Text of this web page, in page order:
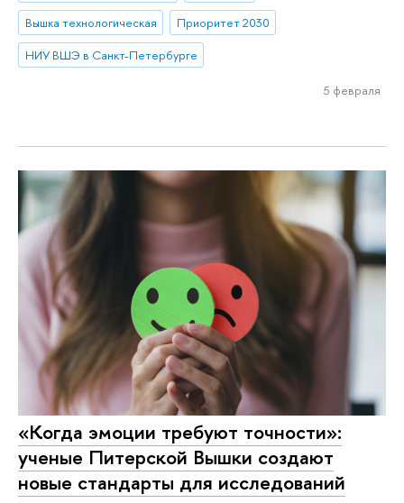
Вышка технологическая
Приоритет 2030
НИУ ВШЭ в Санкт-Петербурге
5 февраля
«Когда эмоции требуют точности»:
ученые Питерской Вышки создают
новые стандарты для исследований